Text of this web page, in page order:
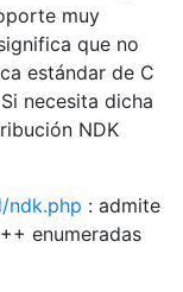
muy
que no
estándar de C
necesita dicha
NDK
ndk.php : admite
enumeradas